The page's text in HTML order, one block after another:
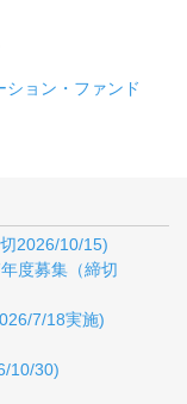
ション・ファンド
2026/10/15)
度募集（締切
7/18実施)
10/30)